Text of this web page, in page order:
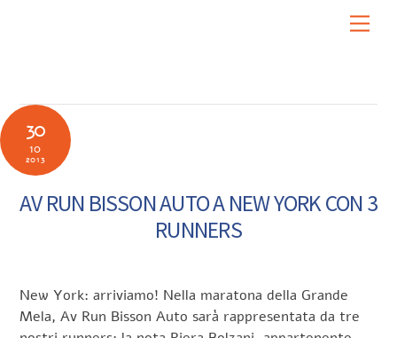
30
10
2013
AV RUN BISSON AUTO A NEW YORK CON 3
RUNNERS
New York: arriviamo! Nella maratona della Grande
Mela, Av Run Bisson Auto sarà rappresentata da tre